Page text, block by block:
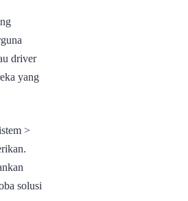
driver
yang
>
solusi